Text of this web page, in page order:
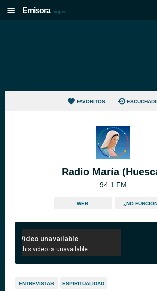
Emisora .org.es
FAVORITOS
Radio María
94.1 FM
WEB ¿NO
ENTREVISTAS ESPIRITUALIDAD